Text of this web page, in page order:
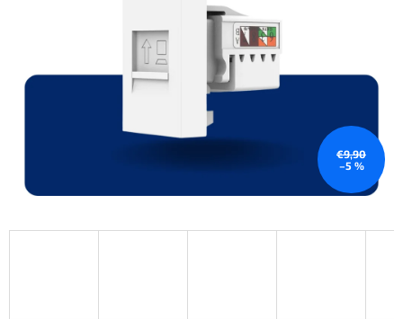
€9,90
–5 %